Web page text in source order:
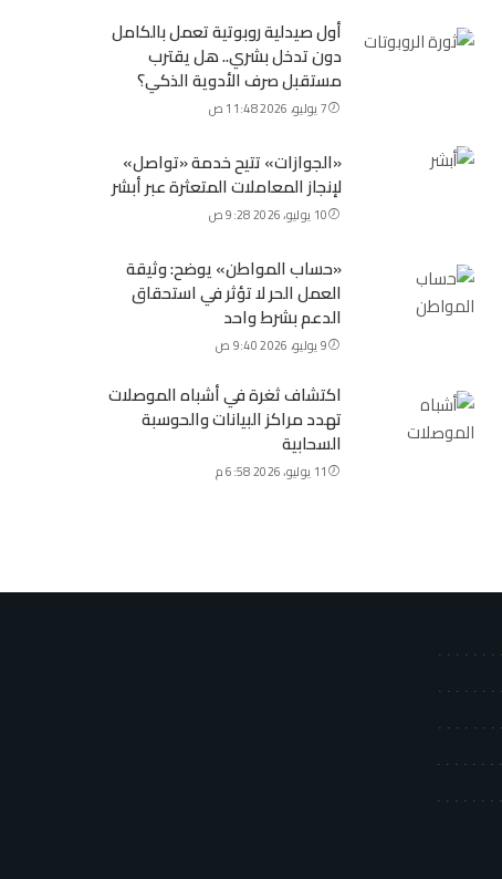
أول صيدلية روبوتية تعمل بالكامل
دون تدخل بشري.. هل يقترب
مستقبل صرف الأدوية الذكي؟
7 يوليو، 2026 11:48 ص
«الجوازات» تتيح خدمة «تواصل»
لإنجاز المعاملات المتعثرة عبر أبشر
10 يوليو، 2026 9:28 ص
«حساب المواطن» يوضح: وثيقة
العمل الحر لا تؤثر في استحقاق
الدعم بشرط واحد
9 يوليو، 2026 9:40 ص
اكتشاف ثغرة في أشباه الموصلات
تهدد مراكز البيانات والحوسبة
السحابية
11 يوليو، 2026 6:58 م